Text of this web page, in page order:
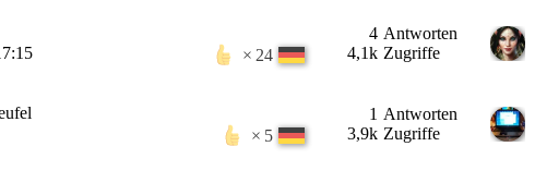
24
Antworten
4
Zugriffe
4,1k
5
Antworten
1
Zugriffe
3,9k